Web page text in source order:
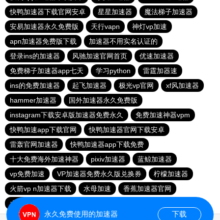
快鸭加速器下载官网安卓
星星加速器
魔法梯子加速器
安易加速器永久免费版
天行vapn
神灯vp加速
apn加速器免费版下载
加速器不用实名认证的
登录ins的加速器
风驰加速官网首页
优速加速器
免费梯子加速器app七天
学习python
雷霆加器速
ins的免费加速器
起飞加速器 极光vp官网
xf风加速器
hammer加速器
国外加速器永久免费版
instagram下载安卓版加速器免费永久
免费加速神器vpm
快鸭加速app下载官网
快鸭加速器官网下载安卓
雷轰官网加速器
快鸭加速器app下载免费
十大免费海外加速神器
pixiv加速器
蓝鲸加速器
vp免费加速
VP加速器免费永久版兑换券
柠檬加速器
火箭vp n加速器下载
水母加速
香蕉加速器官网
大象加速器
永久免费使用的加速器 下载